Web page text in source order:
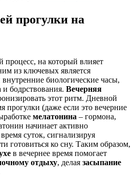
прогулки на
процесс, на который влияет
из ключевых является
биологические часы,
бодрствования. Вечерняя
этот ритм. Дневной
прогулки (даже если это вечерние
мелатонина – гормона,
начинает активно
суток, сигнализируя
готовиться ко сну. Таким образом,
в вечернее время помогает
отдыху, делая засыпание